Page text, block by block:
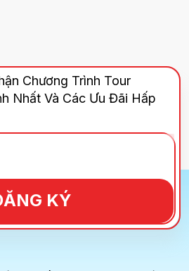
Chương Trình Tour
Nhất Và Các Ưu Đãi Hấp
KÝ